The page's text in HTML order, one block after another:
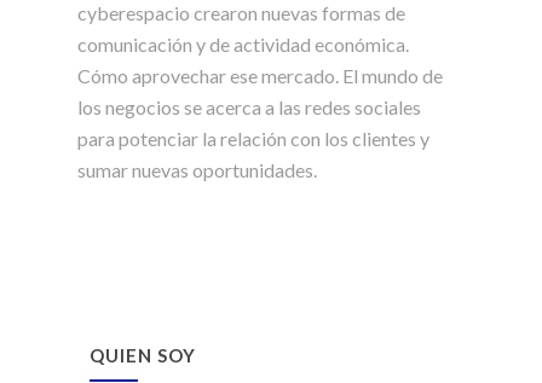
cyberespacio crearon nuevas formas de
comunicación y de actividad económica.
Cómo aprovechar ese mercado. El mundo de
los negocios se acerca a las redes sociales
para potenciar la relación con los clientes y
sumar nuevas oportunidades.
QUIEN SOY